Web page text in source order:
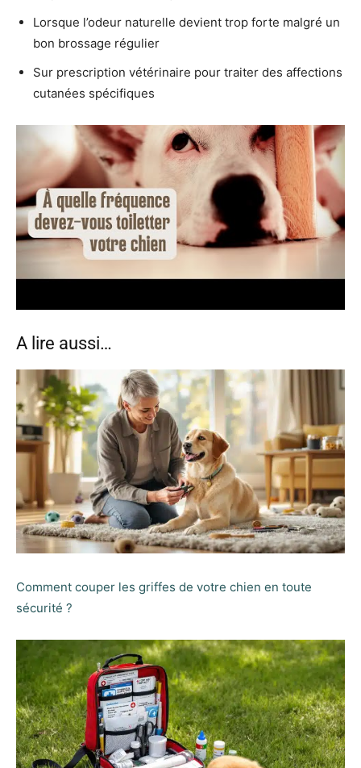
Lorsque l’odeur naturelle devient trop forte malgré un
bon brossage régulier
Sur prescription vétérinaire pour traiter des affections
cutanées spécifiques
A lire aussi…
Comment couper les griffes de votre chien en toute
sécurité ?